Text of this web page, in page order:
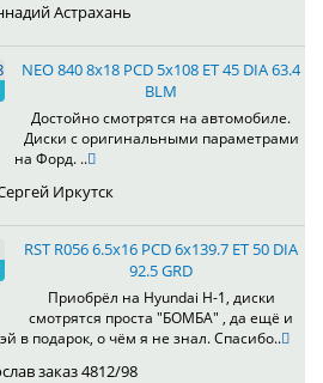
Астрахань
NEO 840 8x18 PCD 5x108 ET 45 DIA 63.4
BLM
Достойно смотрятся на автомобиле.
Диски с оригинальными параметрами
на Форд. ..
Иркутск
RST R056 6.5x16 PCD 6x139.7 ET 50 DIA
92.5 GRD
Приобрёл на Hyundai H-1, диски
смотрятся проста "БОМБА" , да ещё и
в подарок, о чём я не знал. Спасибо..
заказ 4812/98